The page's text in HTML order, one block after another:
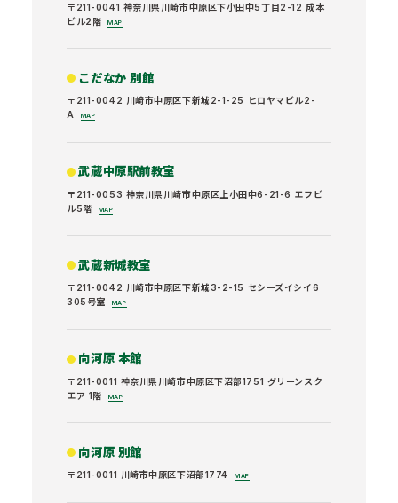
〒211-0041 神奈川県川崎市中原区下小田中5丁目2-12 成本
ビル2階
MAP
こだなか 別館
〒211-0042 川崎市中原区下新城2-1-25 ヒロヤマビル2-
A
MAP
武蔵中原駅前教室
〒211-0053 神奈川県川崎市中原区上小田中6-21-6 エフビ
ル5階
MAP
武蔵新城教室
〒211-0042 川崎市中原区下新城3-2-15 セシーズイシイ6
305号室
MAP
向河原 本館
〒211-0011 神奈川県川崎市中原区下沼部1751 グリーンスク
エア 1階
MAP
向河原 別館
〒211-0011 川崎市中原区下沼部1774 MAP